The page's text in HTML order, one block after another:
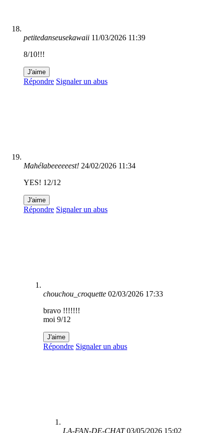
petitedanseusekawaii 11/03/2026 11:39
8/10!!!
J'aime
Répondre Signaler un abus
Mahélabeeeeeest! 24/02/2026 11:34
YES! 12/12
J'aime
Répondre Signaler un abus
chouchou_croquette 02/03/2026 17:33
bravo !!!!!!!
moi 9/12
J'aime
Répondre Signaler un abus
LA-FAN-DE-CHAT 03/05/2026 15:02